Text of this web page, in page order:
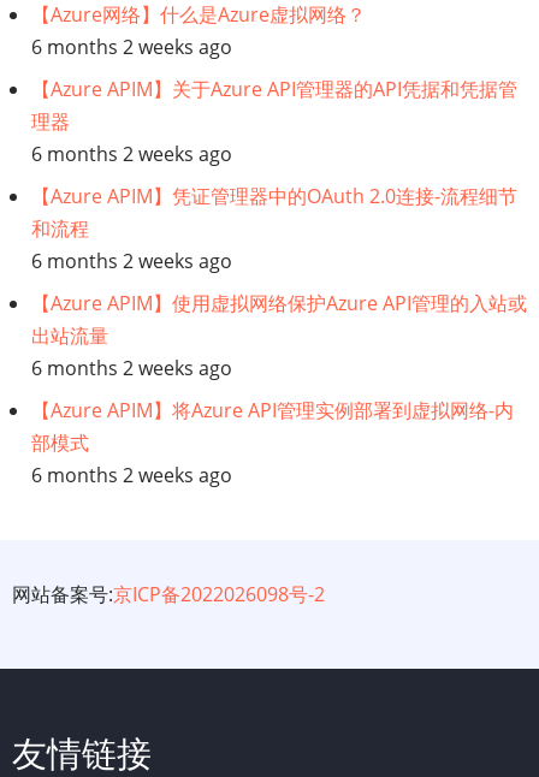
【Azure网络】什么是Azure虚拟网络？
6 months 2 weeks ago
【Azure APIM】关于Azure API管理器的API凭据和凭据管
理器
6 months 2 weeks ago
【Azure APIM】凭证管理器中的OAuth 2.0连接-流程细节
和流程
6 months 2 weeks ago
【Azure APIM】使用虚拟网络保护Azure API管理的入站或
出站流量
6 months 2 weeks ago
【Azure APIM】将Azure API管理实例部署到虚拟网络-内
部模式
6 months 2 weeks ago
网站备案号:京ICP备2022026098号-2
友情链接